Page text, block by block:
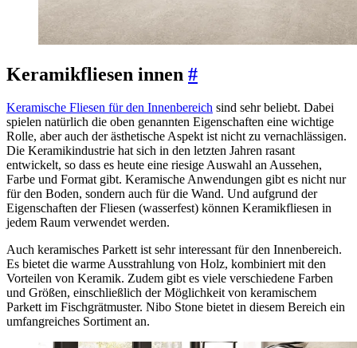
Keramikfliesen innen #
Keramische Fliesen für den Innenbereich sind sehr beliebt. Dabei
spielen natürlich die oben genannten Eigenschaften eine wichtige
Rolle, aber auch der ästhetische Aspekt ist nicht zu vernachlässigen.
Die Keramikindustrie hat sich in den letzten Jahren rasant
entwickelt, so dass es heute eine riesige Auswahl an Aussehen,
Farbe und Format gibt. Keramische Anwendungen gibt es nicht nur
für den Boden, sondern auch für die Wand. Und aufgrund der
Eigenschaften der Fliesen (wasserfest) können Keramikfliesen in
jedem Raum verwendet werden.
Auch keramisches Parkett ist sehr interessant für den Innenbereich.
Es bietet die warme Ausstrahlung von Holz, kombiniert mit den
Vorteilen von Keramik. Zudem gibt es viele verschiedene Farben
und Größen, einschließlich der Möglichkeit von keramischem
Parkett im Fischgrätmuster. Nibo Stone bietet in diesem Bereich ein
umfangreiches Sortiment an.